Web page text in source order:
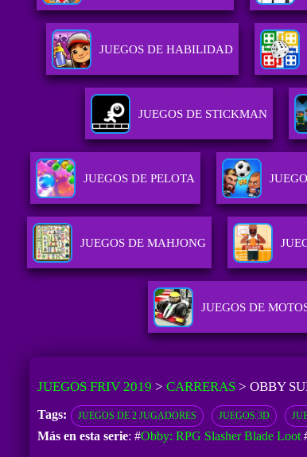
JUEGOS DE HABILIDAD
JUEGOS DE STICKMAN
JUEGOS DE PELOTA
JUEGOS DE MAHJONG
JUEGOS DE
JUEGOS FRIV 2019 > CARRERAS> OBBY
Tags: JUEGOS DE 2 JUGADORES JUEGOS 3D
Más en esta serie: #Obby: RPG Slasher Blade Loot